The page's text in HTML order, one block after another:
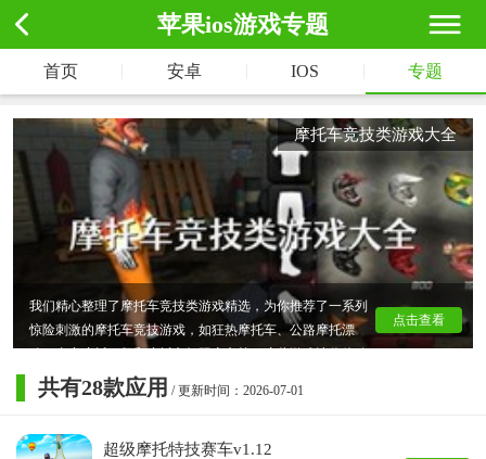
苹果ios游戏专题
首页 安卓 IOS 专题
摩托车竞技类游戏大全
我们精心整理了摩托车竞技类游戏精选，为你推荐了一系列
惊险刺激的摩托车竞技游戏，如狂热摩托车、公路摩托漂
赛车地图的惊险刺激，驾驶帅气炫酷的摩托赛车，完成各种
高难度特技动作，尽享竞速冒险的乐趣。赶快下载，开启你
点击查看
共有28款应用 / 更新时间：2026-07-01
超级摩托特技赛车v1.12